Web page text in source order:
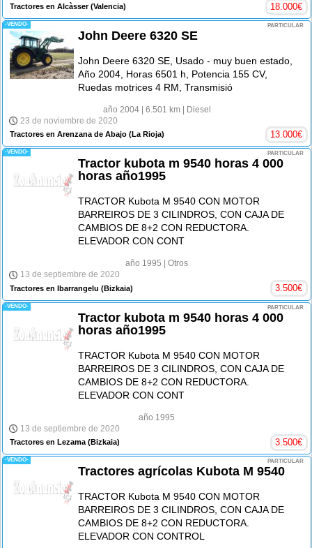
Tractores en Alcàsser(Valencia) 18.000€
-VENDO- PARTICULAR
John Deere 6320 SE
John Deere 6320 SE, Usado - muy buen estado,
Año 2004, Horas 6501 h, Potencia 155 CV,
Ruedas motrices 4 RM, Transmisió
año 2004| 6.501 km| Diesel
23 de noviembre de 2020
Tractores en Arenzana de Abajo (La Rioja) 13.000€
-VENDO- PARTICULAR
Tractor kubota m 9540 horas 4 000
horas año1995
TRACTOR Kubota M 9540 CON MOTOR
BARREIROS DE 3 CILINDROS, CON CAJA DE
CAMBIOS DE 8+2 CON REDUCTORA.
ELEVADOR CON CONT
año 1995 | Otros
13 de septiembre de 2020
Tractores en Ibarrangelu (Bizkaia) 3.500€
-VENDO- PARTICULAR
Tractor kubota m 9540 horas 4 000
horas año1995
TRACTOR Kubota M 9540 CON MOTOR
BARREIROS DE 3 CILINDROS, CON CAJA DE
CAMBIOS DE 8+2 CON REDUCTORA.
ELEVADOR CON CONT
año 1995
13 de septiembre de 2020
Tractores en Lezama (Bizkaia) 3.500€
-VENDO- PARTICULAR
Tractores agrícolas Kubota M 9540
TRACTOR Kubota M 9540 CON MOTOR
BARREIROS DE 3 CILINDROS, CON CAJA DE
CAMBIOS DE 8+2 CON REDUCTORA.
ELEVADOR CON CONTROL